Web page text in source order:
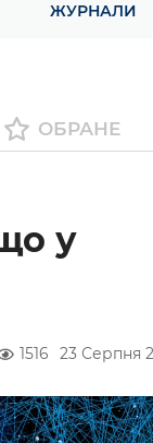
ЖУРНАЛИ
ОБРАНЕ
у
1516 23 Серпня